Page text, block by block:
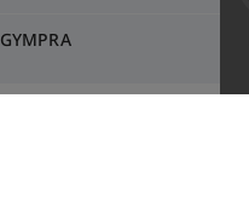
GYMPRA